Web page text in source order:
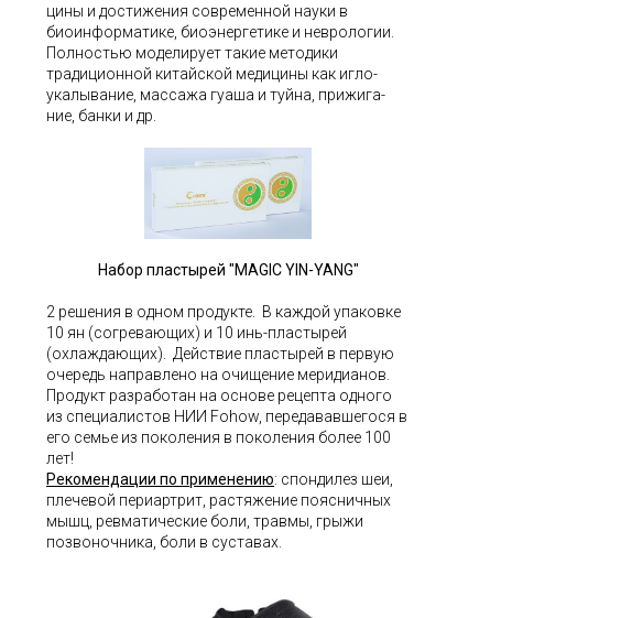
цины и достижения современной науки в
биоинформатике, био­энергетике и неврологии.
Полностью моделирует такие методики
традиционной китайской меди­цины как игло-
укалывание, массажа гуаша и туйна, прижига-
ние, банки и др.
Набор пластырей "MAGIC YIN-YANG"
2 решения в одном продукте. В каждой упаковке
10 ян (согревающих) и 10 инь-пластырей
(охлаждающих). Действие пластырей в первую
очередь направлено на очищение меридианов.
Продукт разработан на основе рецепта одного
из специалистов НИИ Fohow, передававшегося в
его семье из поколения в поколения более 100
лет!
Рекомендации по применению: спондилез шеи,
плечевой периартрит, растяжение поясничных
мышц, ревматические боли, травмы, грыжи
позвоночника, боли в суставах.